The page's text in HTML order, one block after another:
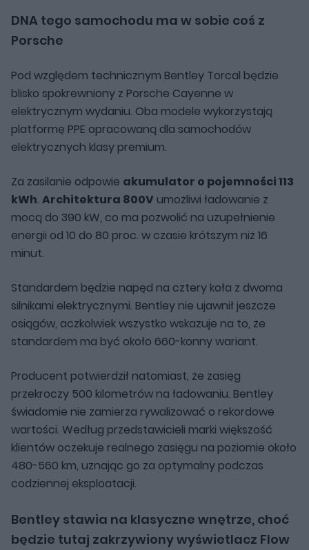
DNA tego samochodu ma w sobie coś z
Porsche
Pod względem technicznym Bentley Torcal będzie
blisko spokrewniony z Porsche Cayenne w
elektrycznym wydaniu. Oba modele wykorzystają
platformę PPE opracowaną dla samochodów
elektrycznych klasy premium.
Za zasilanie odpowie akumulator o pojemności 113
kWh. Architektura 800V umożliwi ładowanie z
mocą do 390 kW, co ma pozwolić na uzupełnienie
energii od 10 do 80 proc. w czasie krótszym niż 16
minut.
Standardem będzie napęd na cztery koła z dwoma
silnikami elektrycznymi. Bentley nie ujawnił jeszcze
osiągów, aczkolwiek wszystko wskazuje na to, że
standardem ma być około 660-konny wariant.
Producent potwierdził natomiast, że zasięg
przekroczy 500 kilometrów na ładowaniu. Bentley
świadomie nie zamierza rywalizować o rekordowe
wartości. Według przedstawicieli marki większość
klientów oczekuje realnego zasięgu na poziomie około
480-560 km, uznając go za optymalny podczas
codziennej eksploatacji.
Bentley stawia na klasyczne wnętrze, choć
będzie tutaj zakrzywiony wyświetlacz Flow